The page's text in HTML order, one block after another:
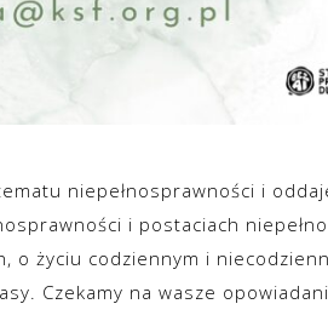
niepełnosprawności i
i postaciach
o życiu codziennym i
Czekamy na wasze